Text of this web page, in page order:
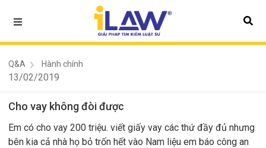
Q&A Hành chính
13/02/2019
Cho vay không đòi được
Em có cho vay 200 triệu. viết giấy vay các thứ đầy đủ nhưng
bên kia cả nhà họ bỏ trốn hết vào Nam liệu em báo công an